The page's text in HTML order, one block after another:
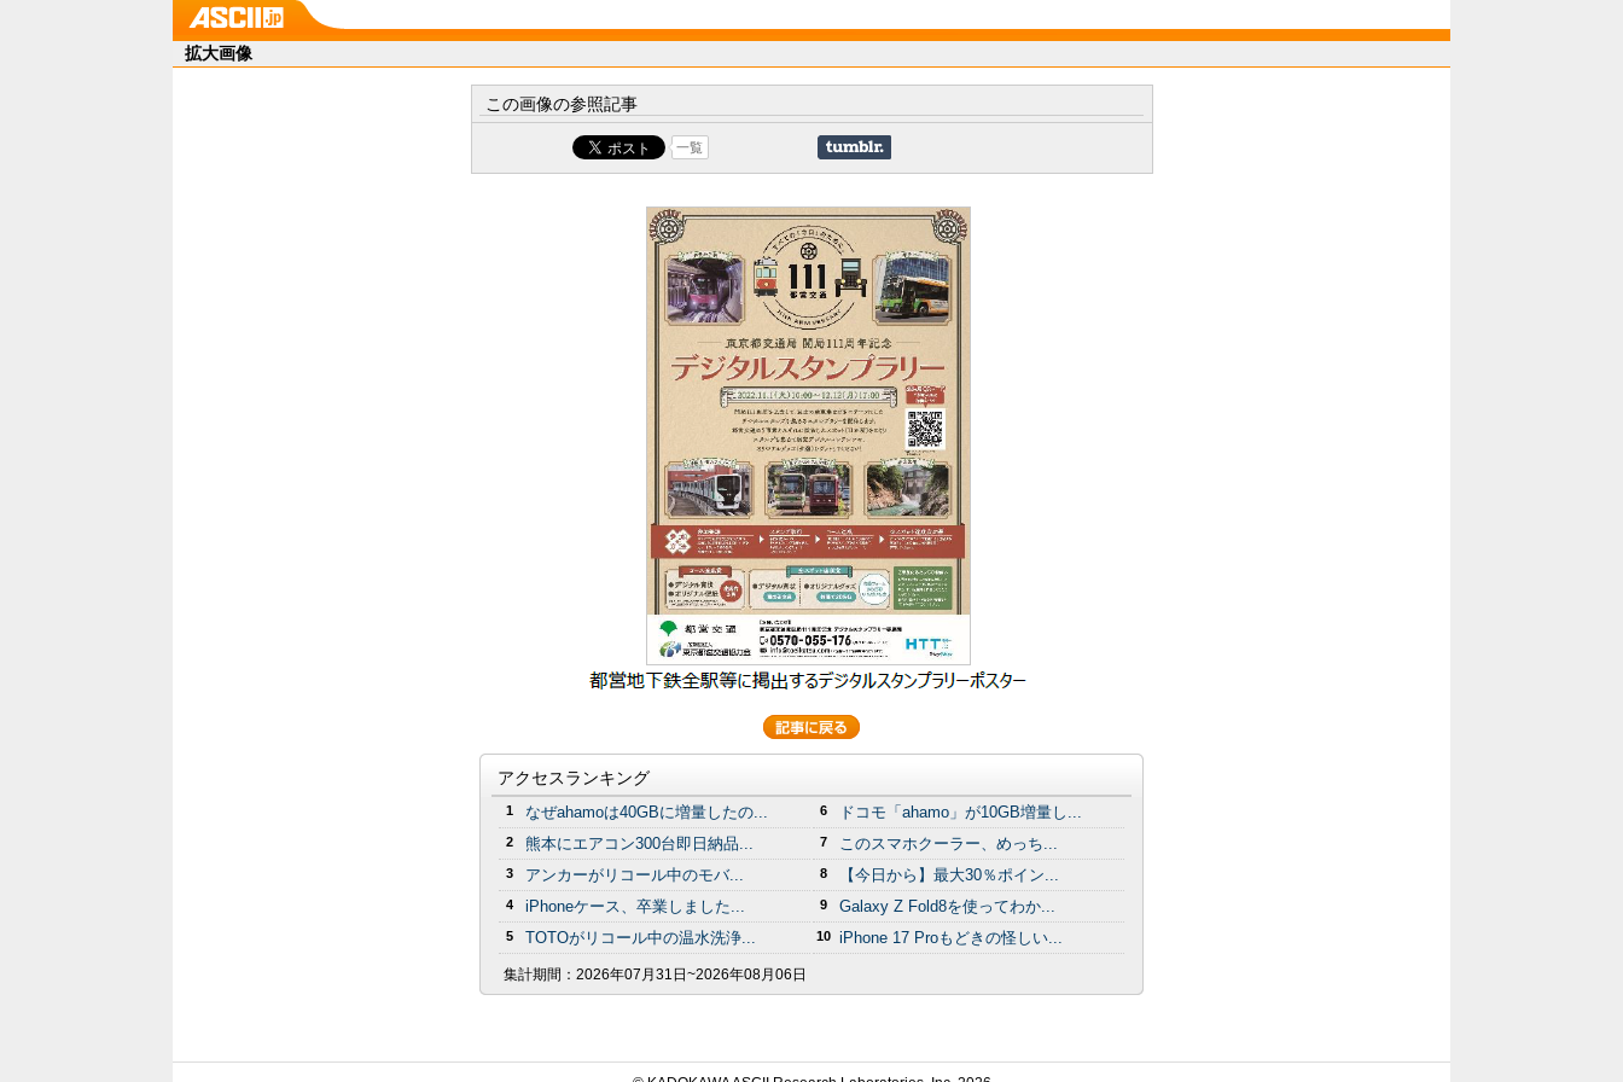
拡大画像
この画像の参照記事
一覧
アクセスランキング
1 なぜahamoは40GBに増量したの...
2 熊本にエアコン300台即日納品...
3 アンカーがリコール中のモバ...
4 iPhoneケース、卒業しました...
5 TOTOがリコール中の温水洗浄...
6 ドコモ「ahamo」が10GB増量し...
7 このスマホクーラー、めっち...
8 【今日から】最大30％ポイン...
9 Galaxy Z Fold8を使ってわか...
10 iPhone 17 Proもどきの怪しい...
集計期間： 2026年07月31日~2026年08月06日